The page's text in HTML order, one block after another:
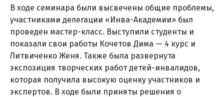
В ходе семинара были высвечены общие проблемы,
участниками делегации «Инва-Академии» был
проведен мастер-класс. Выступили студенты и
показали свои работы Кочетов Дима — 4 курс и
Литвиченко Женя. Также была развернута
экспозиция творческих работ детей-инвалидов,
которая получила высокую оценку участников и
экспертов. В ходе были приняты решения о